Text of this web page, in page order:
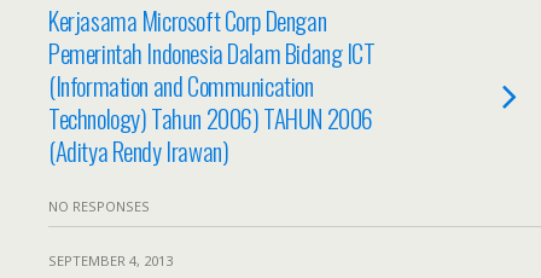
Kerjasama Microsoft Corp Dengan
Pemerintah Indonesia Dalam Bidang ICT
(Information and Communication
Technology) Tahun 2006) TAHUN 2006
(Aditya Rendy Irawan)
NO RESPONSES
SEPTEMBER 4, 2013